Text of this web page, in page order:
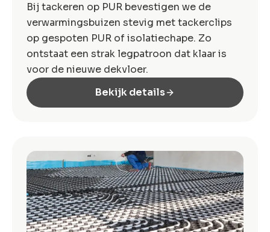
Bij tackeren op PUR bevestigen we de
verwarmingsbuizen stevig met tackerclips
op gespoten PUR of isolatiechape. Zo
ontstaat een strak legpatroon dat klaar is
voor de nieuwe dekvloer.
Bekijk details